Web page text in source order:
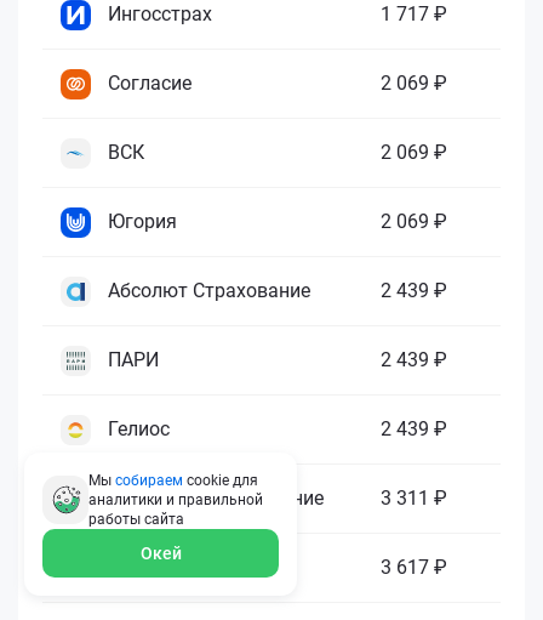
Ингосстрах 1 717 ₽
Согласие 2 069 ₽
ВСК 2 069 ₽
Югория 2 069 ₽
Абсолют Страхование 2 439 ₽
ПАРИ 2 439 ₽
Гелиос 2 439 ₽
Ренессанс Страхование 3 311 ₽
Зетта Страхование 3 617 ₽
Мы собираем cookie для
аналитики и правильной
работы сайта
Окей